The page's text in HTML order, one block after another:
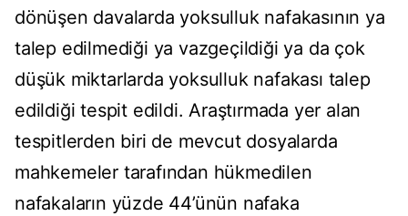
dönüşen davalarda yoksulluk nafakasının ya
talep edilmediği ya vazgeçildiği ya da çok
düşük miktarlarda yoksulluk nafakası talep
edildiği tespit edildi. Araştırmada yer alan
tespitlerden biri de mevcut dosyalarda
mahkemeler tarafından hükmedilen
nafakaların yüzde 44’ünün nafaka